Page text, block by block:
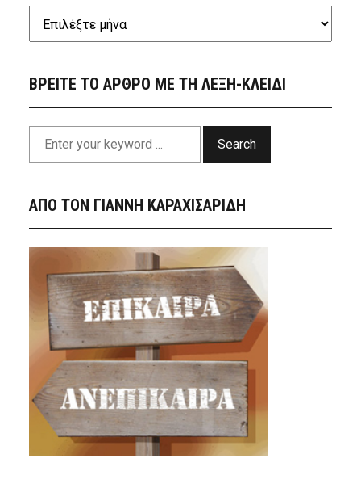
ΒΡΕΙΤΕ ΤΟ ΑΡΘΡΟ ΜΕ ΤΗ ΛΕΞΗ-ΚΛΕΙΔΙ
Search
ΑΠΟ ΤΟΝ ΓΙΑΝΝΗ ΚΑΡΑΧΙΣΑΡΙΔΗ